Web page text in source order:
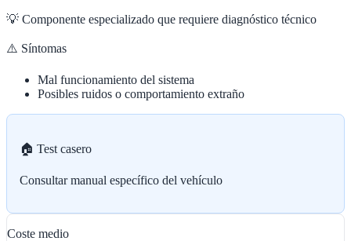
💡 Componente especializado que requiere diagnóstico técnico
⚠️ Síntomas
Mal funcionamiento del sistema
Posibles ruidos o comportamiento extraño
🏠 Test casero
Consultar manual específico del vehículo
Coste medio